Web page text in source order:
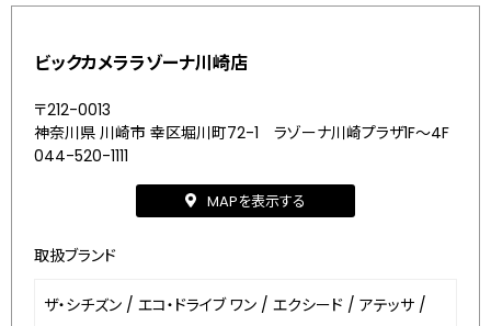
ビックカメララゾーナ川崎店
〒212-0013
神奈川県 川崎市 幸区堀川町72-1 ラゾーナ川崎プラザ1F～4F
044-520-1111
MAPを表示する
取扱ブランド
ザ・シチズン / エコ・ドライブ ワン / エクシード / アテッサ /